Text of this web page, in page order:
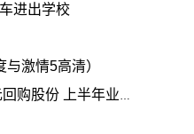
进出学校
激情5高清）
半年业绩实现逆势增长